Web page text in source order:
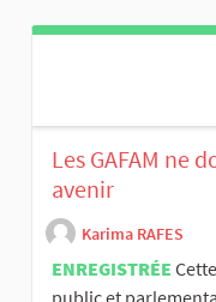
Les GAFAM ne
avenir
Karima RAFES
ENREGISTRÉE
public et